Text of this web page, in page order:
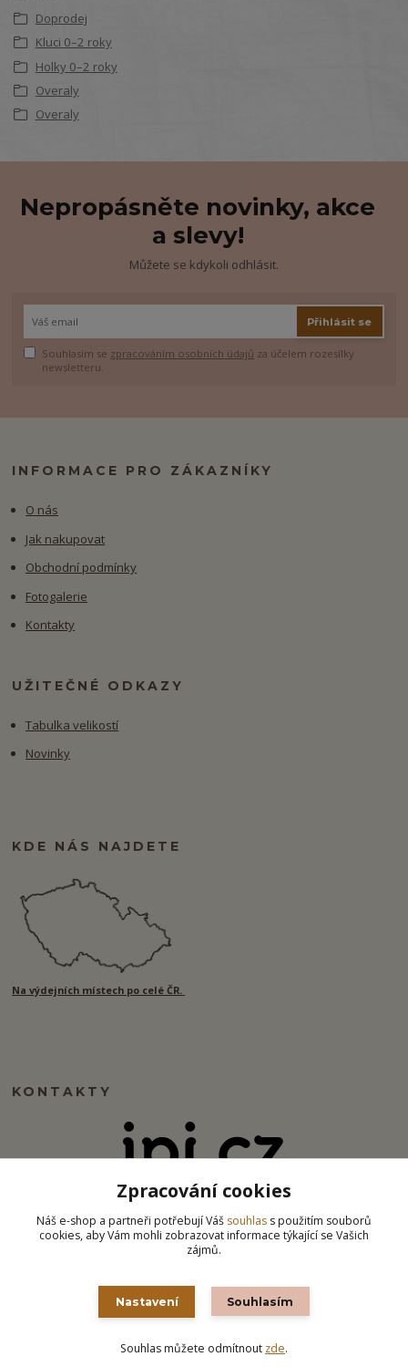
Doprodej
Kluci 0–2 roky
Holky 0–2 roky
Overaly
Overaly
Nepropásněte novinky, akce
a slevy!
Můžete se kdykoli odhlásit.
Přihlásit se
Souhlasím se zpracováním osobních údajů za účelem rozesílky
newsletteru.
INFORMACE PRO ZÁKAZNÍKY
O nás
Jak nakupovat
Obchodní podmínky
Fotogalerie
Kontakty
UŽITEČNÉ ODKAZY
Tabulka velikostí
Novinky
KDE NÁS NAJDETE
Na výdejních místech po celé ČR.
KONTAKTY
info@ipj.cz
Vytvořeno na Eshop-rychle.cz
Zpracování cookies
Náš e-shop a partneři potřebují Váš souhlas s použitím souborů
cookies, aby Vám mohli zobrazovat informace týkající se Vašich
zájmů.
Nastavení Souhlasím
Souhlas můžete odmítnout zde.